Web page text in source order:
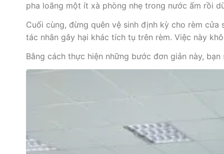
pha loãng một ít xà phòng nhẹ trong nước ấm rồi
Cuối cùng, đừng quên vệ sinh định kỳ cho rèm
tác nhân gây hại khác tích tụ trên rèm. Việc này
Bằng cách thực hiện những bước đơn giản này,